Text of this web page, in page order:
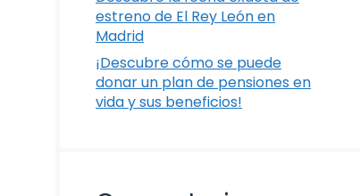
estreno de El Rey León en
Madrid
¡Descubre cómo se puede
donar un plan de pensiones en
vida y sus beneficios!